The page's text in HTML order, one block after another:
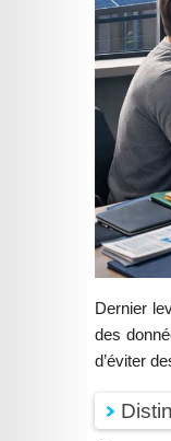
Dernier
des
d’éviter